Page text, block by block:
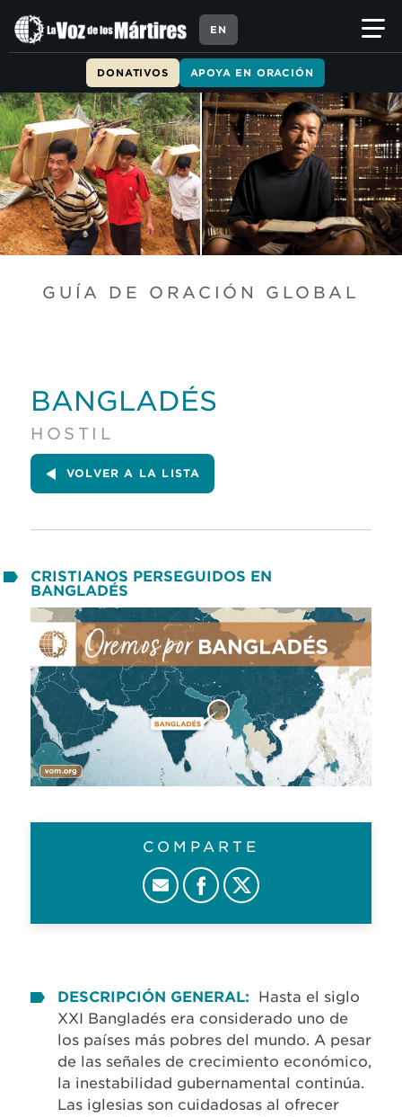
EN
DONATIVOS APOYA EN ORACIÓN
GUÍA DE ORACIÓN GLOBAL
BANGLADÉS
HOSTIL
VOLVER A LA LISTA
CRISTIANOS PERSEGUIDOS EN
BANGLADÉS
COMPARTE
DESCRIPCIÓN GENERAL:
Hasta el siglo
XXI Bangladés era considerado uno de
los países más pobres del mundo. A pesar
de las señales de crecimiento económico,
la inestabilidad gubernamental continúa.
Las iglesias son cuidadosas al ofrecer